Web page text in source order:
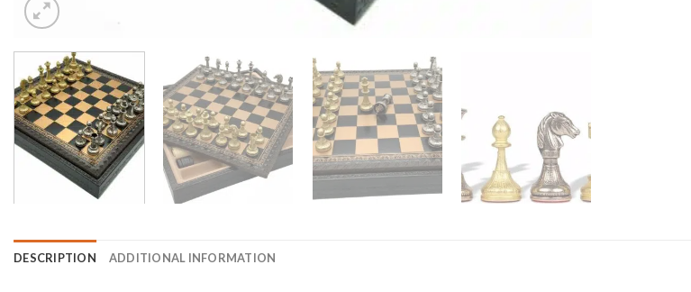
DESCRIPTION ADDITIONAL INFORMATION